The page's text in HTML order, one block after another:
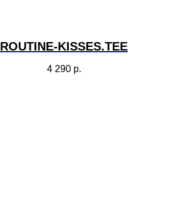
ROUTINE-KISSES.TEE
4 290 р.